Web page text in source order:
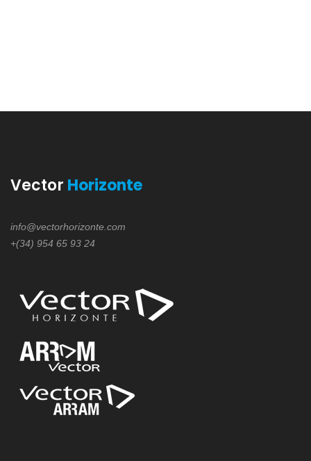
Vector Horizonte
info@vectorhorizonte.com
+(34) 954 65 93 24